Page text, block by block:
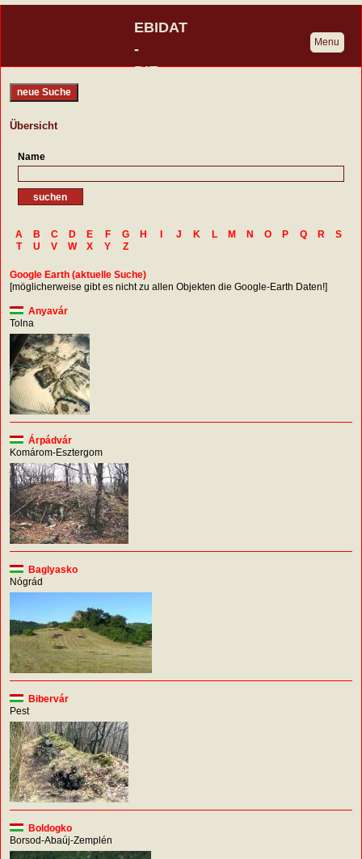
EBIDAT
-
DIE
Burgenvereinigung
Menu
neue Suche
Übersicht
Name
A B C D E F G H J K L M N O P Q R
S
T
U V W X Y Z
Google Earth (aktuelle Suche)
[möglicherweise gibt es nicht zu allen Objekten die Google-Earth Daten!]
Anyavár
Tolna
Árpádvár
Komárom-Esztergom
Baglyasko
Nógrád
Bibervár
Pest
Boldogko
Borsod-Abaúj-Zemplén